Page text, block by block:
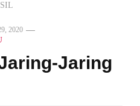
2020
Jaring